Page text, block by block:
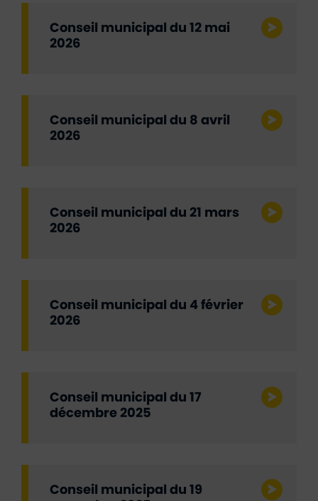
Conseil municipal du 12 mai
2026
Conseil municipal du 8 avril
2026
Conseil municipal du 21 mars
2026
Conseil municipal du 4 février
2026
Conseil municipal du 17
décembre 2025
Conseil municipal du 19